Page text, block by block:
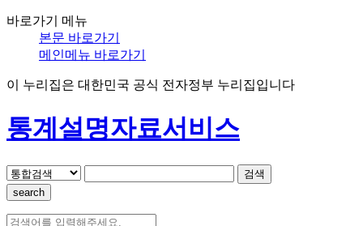
바로가기 메뉴
본문 바로가기
메인메뉴 바로가기
이 누리집은 대한민국 공식 전자정부 누리집입니다
통계설명자료서비스
검색
search